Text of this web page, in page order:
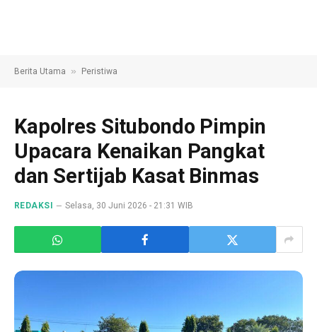
Berita Utama » Peristiwa
Kapolres Situbondo Pimpin
Upacara Kenaikan Pangkat
dan Sertijab Kasat Binmas
REDAKSI Selasa, 30 Juni 2026 - 21:31 WIB